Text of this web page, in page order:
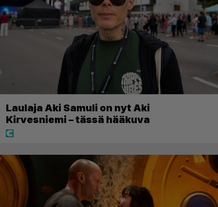
Laulaja Aki Samuli on nyt Aki
Kirvesniemi – tässä hääkuva